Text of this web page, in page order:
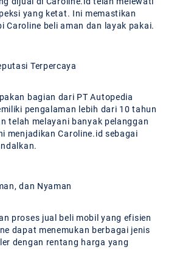
yang ketat. Ini memastikan
Caroline beli aman dan layak pakai.
Terpercaya
bagian dari PT Autopedia
pengalaman lebih dari 10 tahun
telah melayani banyak pelanggan
menjadikan Caroline.id sebagai
dan Nyaman
proses jual beli mobil yang efisien
dapat menemukan berbagai jenis
dengan rentang harga yang